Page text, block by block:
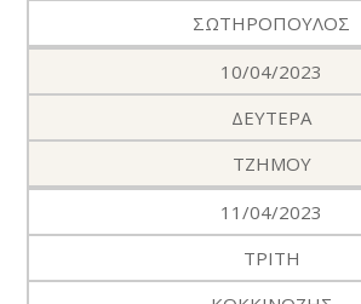
ΣΩΤΗΡΟΠΟΥΛΟΣ
10/04/2023
ΔΕΥΤΕΡΑ
ΤΖΗΜΟΥ
11/04/2023
ΤΡΙΤΗ